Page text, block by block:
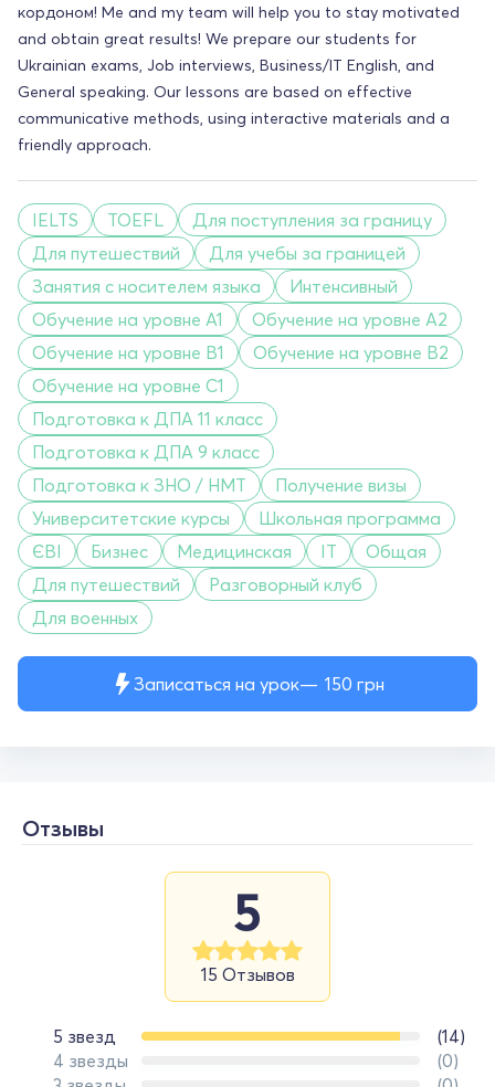
Записаться на урок 150 грн
кордоном! Me and my team will help you to stay motivated
and obtain great results! We prepare our students for
Ukrainian exams, Job interviews, Business/IT English, and
General speaking. Our lessons are based on effective
communicative methods, using interactive materials and a
friendly approach.
IELTS TOEFL
Для поступления за границу
Для путешествий
Для учебы за границей
Занятия с носителем языка
Интенсивный
Обучение на уровне A1
Обучение на уровне A2
Обучение на уровне B1
Обучение на уровне B2
Обучение на уровне C1
Подготовка к ДПА 11 класс
Подготовка к ДПА 9 класс
Подготовка к ЗНО / НМТ
Получение визы
Университетские курсы
Школьная программа
ЄВІ
Бизнес Медицинская IT
Общая
Для путешествий
Разговорный клуб
Для военных
Отзывы
5
15 Отзывов
5 звезд
(14)
4 звезды
(0)